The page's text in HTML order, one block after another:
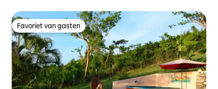
Favoriet van gasten
Favoriet van gasten